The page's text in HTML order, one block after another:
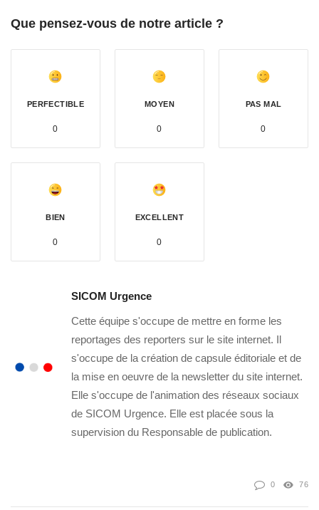
Que pensez-vous de notre article ?
PERFECTIBLE
0
MOYEN
0
PAS MAL
0
BIEN
0
EXCELLENT
0
SICOM Urgence
Cette équipe s'occupe de mettre en forme les
reportages des reporters sur le site internet. Il
s'occupe de la création de capsule éditoriale et de
la mise en oeuvre de la newsletter du site internet.
Elle s'occupe de l'animation des réseaux sociaux
de SICOM Urgence. Elle est placée sous la
supervision du Responsable de publication.
0 76